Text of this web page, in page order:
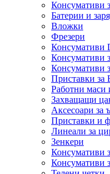
Консумативи
Батерии и
Вложки
Фрезери
Консумативи
Консумативи
Консумативи
Приставки за
Работни маси
Захващащи
Аксесоари за
Приставки и
Линеали за
Зенкери
Консумативи
Консумативи